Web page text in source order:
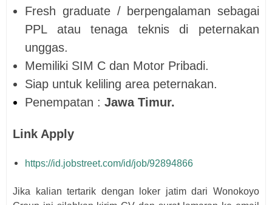
Fresh graduate / berpengalaman sebagai
PPL atau tenaga teknis di peternakan
unggas.
Memiliki SIM C dan Motor Pribadi.
Siap untuk keliling area peternakan.
Penempatan : Jawa Timur.
Link Apply
https://id.jobstreet.com/id/job/92894866
Jika kalian tertarik dengan loker jatim dari Wonokoyo